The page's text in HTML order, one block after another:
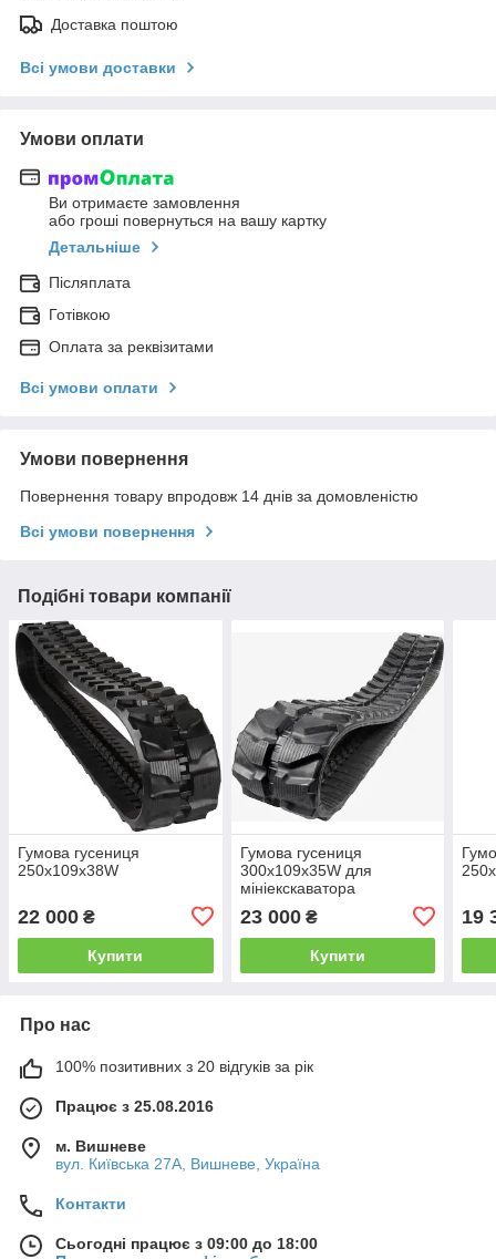
Доставка поштою
Всі умови доставки
Умови оплати
Ви отримаєте замовлення
або гроші повернуться на вашу картку
Детальніше
Післяплата
Готівкою
Оплата за реквізитами
Всі умови оплати
Умови повернення
Повернення товару впродовж 14 днів за домовленістю
Всі умови повернення
Подібні товари компанії
Гумова гусениця
250х109х38W
22 000 ₴
Купити
Гумова гусениця
300х109х35W для
мініекскаватора
23 000₴
Купити
19
Про нас
100% позитивних з 20 відгуків за рік
Працює з 25.08.2016
м. Вишневе
вул. Київська 27А, Вишневе, Україна
Контакти
Сьогодні працює з 09:00 до 18:00